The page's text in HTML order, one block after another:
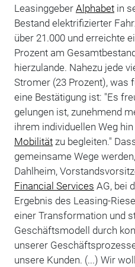
Leasinggeber Alphabetin
Bestand elektrifizierter
über 21.000 und erreichte
Prozent am
hierzulande. Nahezu jede
Stromer (23 Prozent), was
eine Bestätigung ist: "Es
gelungen ist, zunehmend
ihrem individuellen Weg
Mobilitätzu begleiten."
gemeinsame Wege
Dahlheim,
Financial Services AG, bei
Ergebnis des Leasing-
einer Transformation und
Geschäftsmodell durch
unserer
unsere Kunden. (...) Wir